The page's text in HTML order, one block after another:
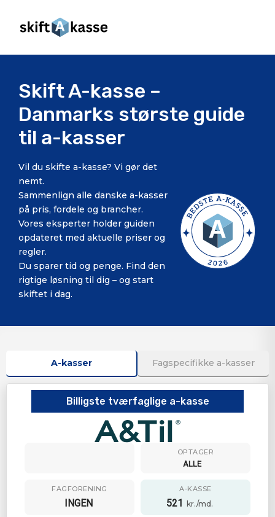
Skift A-kasse –
Danmarks største guide
til a-kasser
Vil du skifte a-kasse? Vi gør det
nemt.
Sammenlign alle danske a-kasser
på pris, fordele og brancher.
Vores eksperter holder guiden
opdateret med aktuelle priser og
regler.
Du sparer tid og penge. Find den
rigtige løsning til dig – og start
skiftet i dag.
A-kasser Fagspecifikke a-kasser
Billigste tværfaglige a-kasse
OPTAGER
ALLE
FAGFORENING
INGEN
A-KASSE
521 kr./md.